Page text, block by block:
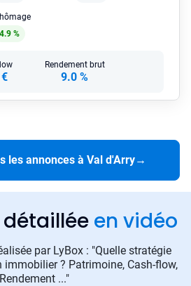
4.9 %
Rendement brut
9.0 %
les annonces à Val d'Arry→
en vidéo
par LyBox : "Quelle stratégie
? Patrimoine, Cash-flow,
Rendement ..."